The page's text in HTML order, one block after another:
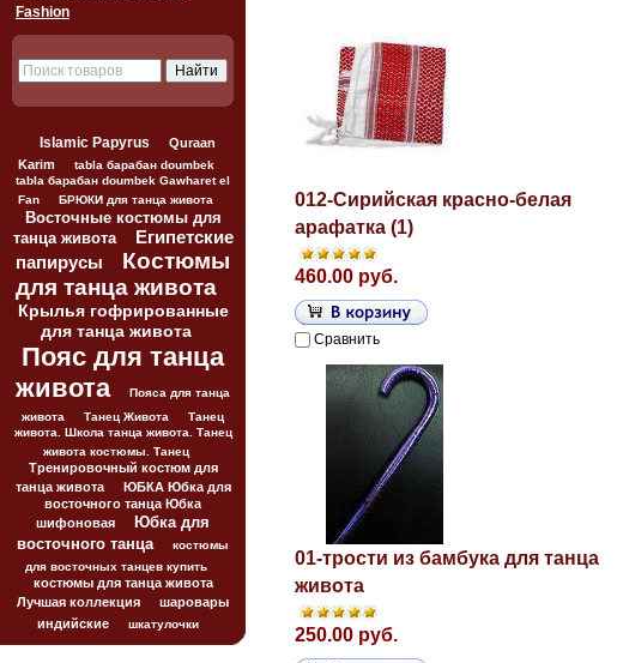
Fashion
Islamic Papyrus
Quraan
Karim
tabla барабан doumbek
tabla барабан doumbek Gawharet el
Fan
БРЮКИ для танца живота
Восточные костюмы для
танца живота
Египетские
папирусы
Костюмы
для танца живота
Крылья гофрированные
для танца живота
Пояс для танца
живота
Пояса для танца
живота
Танец Живота
Танец
живота. Школа танца живота. Танец
живота костюмы. Танец
Тренировочный костюм для
танца живота
ЮБКА Юбка для
восточного танца Юбка
шифоновая
Юбка для
восточного танца
костюмы
для восточных танцев купить
костюмы для танца живота
Лучшая коллекция
шаровары
индийские
шкатулочки
012-Сирийская красно-белая
арафатка (1)
460.00 руб.
Сравнить
01-трости из бамбука для танца
живота
250.00 руб.